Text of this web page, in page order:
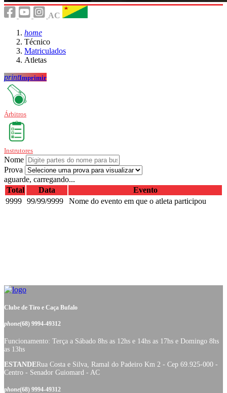
AC
home
Técnico
Matriculados
Atletas
printImprimir
Árbitros
Instrutores
Nome
Prova
aguarde, carregando...
Total
Data
Evento
9999 99/99/9999 Nome do evento em que o atleta participou
Clube de Tiro e Caça Bufalo
phone(68) 9994-49312
Funcionamento: Terça a Sábado 8hs as 12hs e 14hs as 17hs e Domingo 8hs
as 13hs
ESTANDERua Costa e Silva, Ramal do Padeiro Km 2 - Cep 69.925-000 -
Centro - Senador Guiomard - AC
phone(68) 9994-49312